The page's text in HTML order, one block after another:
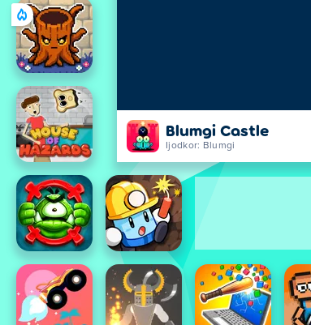
Blumgi Castle
Ijodkor: Blumgi